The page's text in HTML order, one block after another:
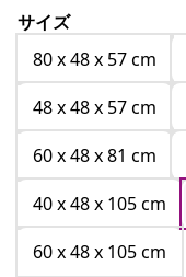
サイズ
80 x 48 x 57 cm
48 x 48 x 57 cm
60 x 48 x 81 cm
40 x 48 x 105 cm
60 x 48 x 105 cm